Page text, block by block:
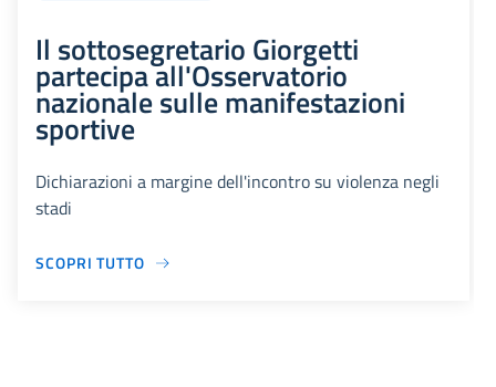
Il sottosegretario Giorgetti
partecipa all'Osservatorio
nazionale sulle manifestazioni
sportive
Dichiarazioni a margine dell'incontro su violenza negli
stadi
SCOPRI TUTTO